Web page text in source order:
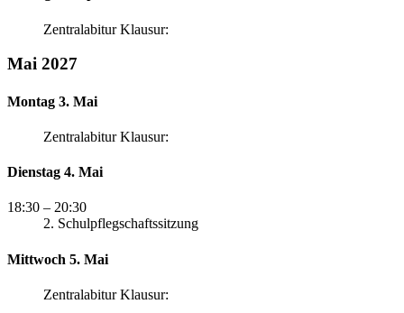
Zentralabitur Klausur:
Mai 2027
Montag 3. Mai
Zentralabitur Klausur:
Dienstag 4. Mai
18:30 – 20:30
2. Schulpflegschaftssitzung
Mittwoch 5. Mai
Zentralabitur Klausur: